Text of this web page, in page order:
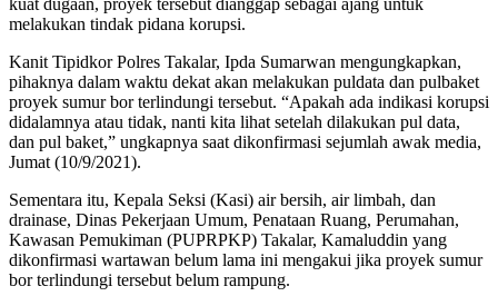
kuat dugaan, proyek tersebut dianggap sebagai ajang untuk
melakukan tindak pidana korupsi.
Kanit Tipidkor Polres Takalar, Ipda Sumarwan mengungkapkan,
pihaknya dalam waktu dekat akan melakukan puldata dan pulbaket
proyek sumur bor terlindungi tersebut. “Apakah ada indikasi korupsi
didalamnya atau tidak, nanti kita lihat setelah dilakukan pul data,
dan pul baket,” ungkapnya saat dikonfirmasi sejumlah awak media,
Jumat (10/9/2021).
Sementara itu, Kepala Seksi (Kasi) air bersih, air limbah, dan
drainase, Dinas Pekerjaan Umum, Penataan Ruang, Perumahan,
Kawasan Pemukiman (PUPRPKP) Takalar, Kamaluddin yang
dikonfirmasi wartawan belum lama ini mengakui jika proyek sumur
bor terlindungi tersebut belum rampung.